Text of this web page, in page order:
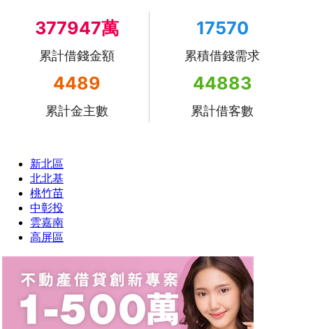
377947萬
累計借錢金額
17570
累積借錢需求
4489
累計金主數
44883
累計借客數